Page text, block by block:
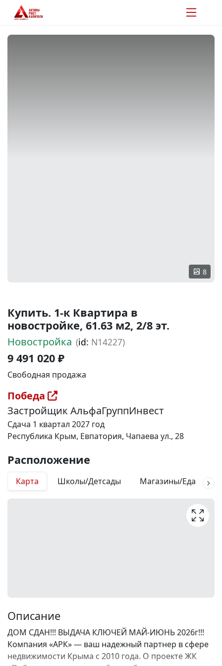
8
Купить. 1-к Квартира в
новостройке, 61.63 м2, 2/8 эт.
Новостройка (id: N14227)
9 491 020 ₽
Свободная продажа
Победа
Застройщик АльфаГруппИнвест
Сдача 1 квартал 2027 год
Республика Крым, Евпатория, Чапаева ул., 28
Расположение
Карта Школы/Детсады Магазины/Еда
Описание
ДОМ СДАН!!! ВЫДАЧА КЛЮЧЕЙ МАЙ-ИЮНЬ 2026г!!!
Компания «АРК» — ваш надежный партнер в сфере
недвижимости Крыма с 2010 года. О проекте ЖК